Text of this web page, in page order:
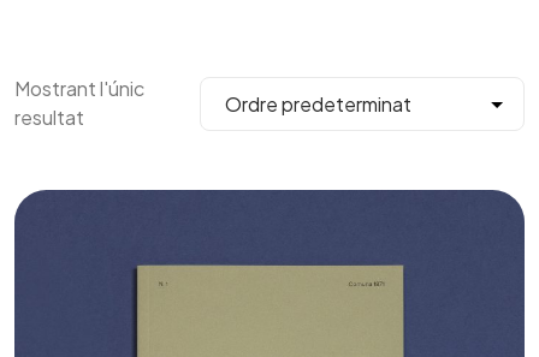
Mostrant l'únic
resultat